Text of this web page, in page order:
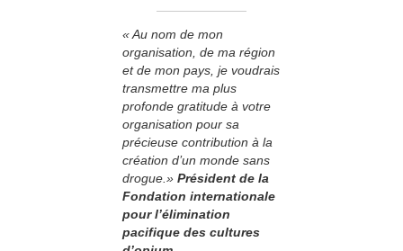
« Au nom de mon
organisation, de ma région
et de mon pays, je voudrais
transmettre ma plus
profonde gratitude à votre
organisation pour sa
précieuse contribution à la
création d’un monde sans
drogue.» Président de la
Fondation internationale
pour l’élimination
pacifique des cultures